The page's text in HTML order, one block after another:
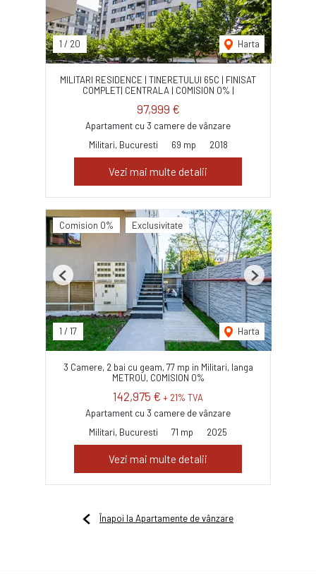
1 / 20 Harta
MILITARI RESIDENCE | TINERETULUI 65C | FINISAT
COMPLET| CENTRALA | COMISION 0% |
97,999 €
Apartament cu 3 camere de vânzare
Militari, Bucuresti
69 mp 2018
Vezi mai multe detalii
Comision 0% Exclusivitate
1 / 17 Harta
Previous Next
3 Camere, 2 bai cu geam, 77 mp in Militari, langa
METROU, COMISION 0%
142,975 € + 21% TVA
Apartament cu 3 camere de vânzare
Militari, Bucuresti
71 mp 2025
Vezi mai multe detalii
Înapoi la Apartamente de vânzare